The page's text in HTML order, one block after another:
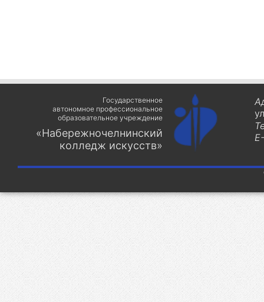
Государственное
автономное профессиональное
образовательное учреждение
«Набережночелнинский
колледж искусств»